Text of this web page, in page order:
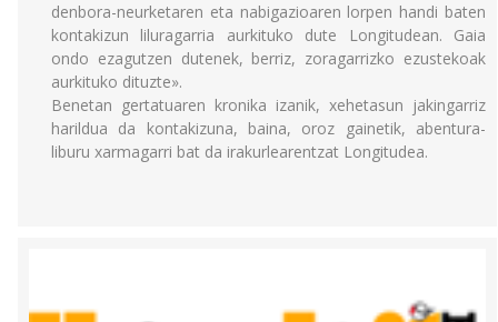
denbora-neurketaren eta nabigazioaren lorpen handi baten
kontakizun liluragarria aurkituko dute Longitudean. Gaia
ondo ezagutzen dutenek, berriz, zoragarrizko ezustekoak
aurkituko dituzte».
Benetan gertatuaren kronika izanik, xehetasun jakingarriz
harildua da kontakizuna, baina, oroz gainetik, abentura-
liburu xarmagarri bat da irakurlearentzat Longitudea.